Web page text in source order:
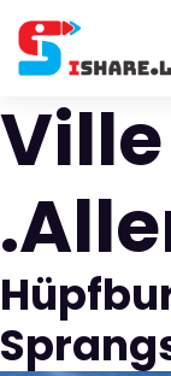
Ville